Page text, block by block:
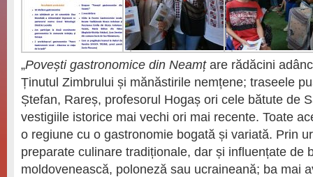
„Povești gastronomice din Neamțare rădăcini
Ținutul Zimbrului și mănăstirile nemțene; traseele
Ștefan, Rareș, profesorul Hogaș ori cele bătute de
vestigiile istorice mai vechi ori mai recente. Toate
o regiune cu o gastronomie bogată și variată. Prin
preparate culinare tradiționale, dar și influențate de
moldovenească, poloneză sau ucraineană; ba mai